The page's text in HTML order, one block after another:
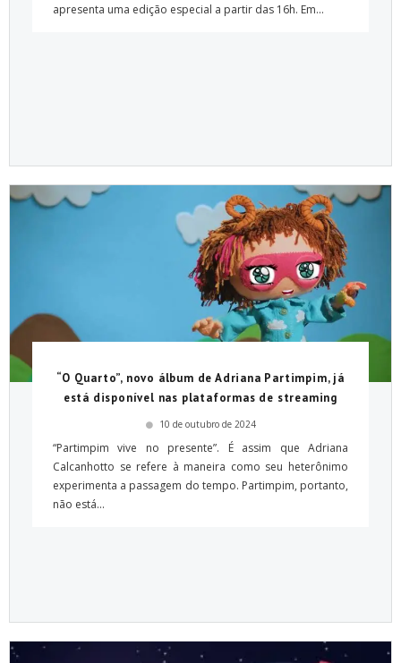
apresenta uma edição especial a partir das 16h. Em...
“O Quarto”, novo álbum de Adriana Partimpim, já
está disponível nas plataformas de streaming
10 de outubro de 2024
“Partimpim vive no presente”. É assim que Adriana
Calcanhotto se refere à maneira como seu heterônimo
experimenta a passagem do tempo. Partimpim, portanto,
não está...